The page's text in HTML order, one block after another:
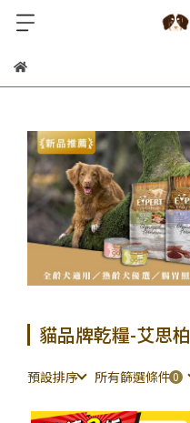
貓品牌乾糧-艾思柏
預設排序 所有篩選條件